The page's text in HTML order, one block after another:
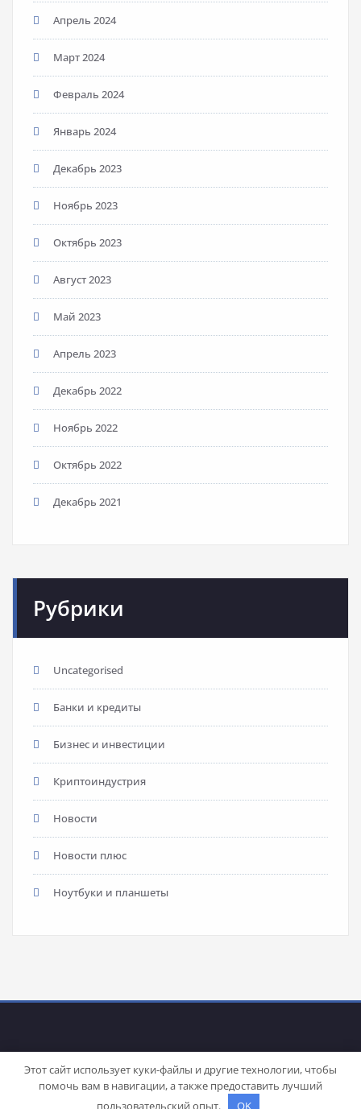
Апрель 2024
Март 2024
Февраль 2024
Январь 2024
Декабрь 2023
Ноябрь 2023
Октябрь 2023
Август 2023
Май 2023
Апрель 2023
Декабрь 2022
Ноябрь 2022
Октябрь 2022
Декабрь 2021
Рубрики
Uncategorised
Банки и кредиты
Бизнес и инвестиции
Криптоиндустрия
Новости
Новости плюс
Ноутбуки и планшеты
WordPress | Theme: Stacyby SpiceThemes
Этот сайт использует куки-файлы и другие технологии, чтобы
помочь вам в навигации, а также предоставить лучший
пользовательский опыт.
OK